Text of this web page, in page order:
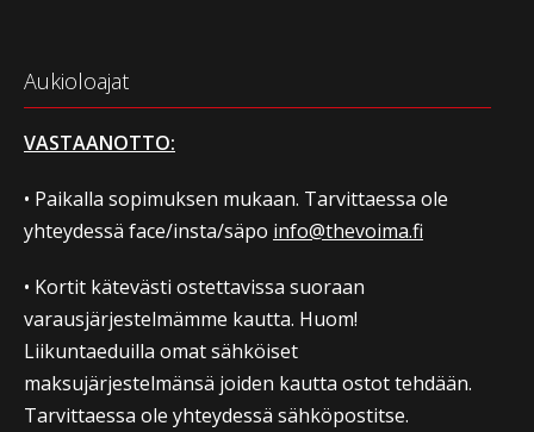
Aukioloajat
VASTAANOTTO:
• Paikalla sopimuksen mukaan. Tarvittaessa ole
yhteydessä face/insta/säpo info@thevoima.fi
• Kortit kätevästi ostettavissa suoraan
varausjärjestelmämme kautta. Huom!
Liikuntaeduilla omat sähköiset
maksujärjestelmänsä joiden kautta ostot tehdään.
Tarvittaessa ole yhteydessä sähköpostitse.